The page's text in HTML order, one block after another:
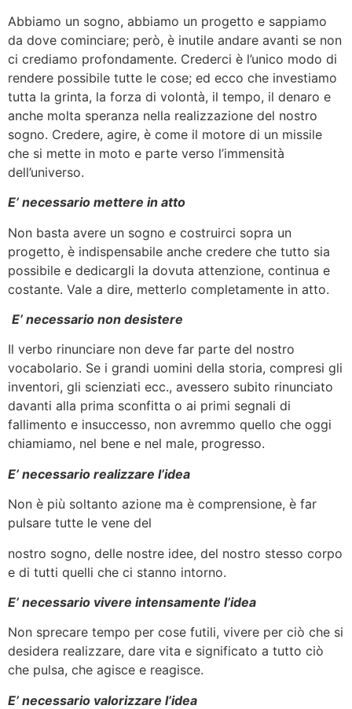
Abbiamo un sogno, abbiamo un progetto e sappiamo
da dove cominciare; però, è inutile andare avanti se non
ci crediamo profondamente. Crederci è l’unico modo di
rendere possibile tutte le cose; ed ecco che investiamo
tutta la grinta, la forza di volontà, il tempo, il denaro e
anche molta speranza nella realizzazione del nostro
sogno. Credere, agire, è come il motore di un missile
che si mette in moto e parte verso l’immensità
dell’universo.
E’ necessario mettere in atto
Non basta avere un sogno e costruirci sopra un
progetto, è indispensabile anche credere che tutto sia
possibile e dedicargli la dovuta attenzione, continua e
costante. Vale a dire, metterlo completamente in atto.
E’ necessario non desistere
Il verbo rinunciare non deve far parte del nostro
vocabolario. Se i grandi uomini della storia, compresi gli
inventori, gli scienziati ecc., avessero subito rinunciato
davanti alla prima sconfitta o ai primi segnali di
fallimento e insuccesso, non avremmo quello che oggi
chiamiamo, nel bene e nel male, progresso.
E’ necessario realizzare l’idea
Non è più soltanto azione ma è comprensione, è far
pulsare tutte le vene del
nostro sogno, delle nostre idee, del nostro stesso corpo
e di tutti quelli che ci stanno intorno.
E’ necessario vivere intensamente l’idea
Non sprecare tempo per cose futili, vivere per ciò che si
desidera realizzare, dare vita e significato a tutto ciò
che pulsa, che agisce e reagisce.
E’ necessario valorizzare l’idea